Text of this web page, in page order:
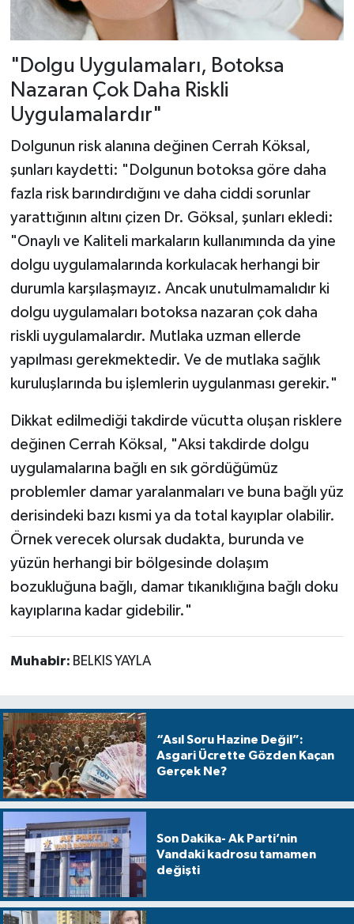
"Dolgu Uygulamaları, Botoksa
Nazaran Çok Daha Riskli
Uygulamalardır"
Dolgunun risk alanına değinen Cerrah Köksal,
şunları kaydetti: "Dolgunun botoksa göre daha
fazla risk barındırdığını ve daha ciddi sorunlar
yarattığının altını çizen Dr. Göksal, şunları ekledi:
"Onaylı ve Kaliteli markaların kullanımında da yine
dolgu uygulamalarında korkulacak herhangi bir
durumla karşılaşmayız. Ancak unutulmamalıdır ki
dolgu uygulamaları botoksa nazaran çok daha
riskli uygulamalardır. Mutlaka uzman ellerde
yapılması gerekmektedir. Ve de mutlaka sağlık
kuruluşlarında bu işlemlerin uygulanması gerekir."
Dikkat edilmediği takdirde vücutta oluşan risklere
değinen Cerrah Köksal, "Aksi takdirde dolgu
uygulamalarına bağlı en sık gördüğümüz
problemler damar yaralanmaları ve buna bağlı yüz
derisindeki bazı kısmi ya da total kayıplar olabilir.
Örnek verecek olursak dudakta, burunda ve
yüzün herhangi bir bölgesinde dolaşım
bozukluğuna bağlı, damar tıkanıklığına bağlı doku
kayıplarına kadar gidebilir."
Muhabir: BELKIS YAYLA
“Asıl Soru Hazine Değil”:
Asgari Ücrette Gözden Kaçan
Gerçek Ne?
Son Dakika- Ak Parti’nin
Vandaki kadrosu tamamen
değişti